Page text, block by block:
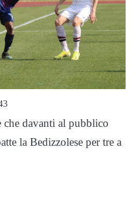
davanti al pubblico
la Bedizzolese per tre a